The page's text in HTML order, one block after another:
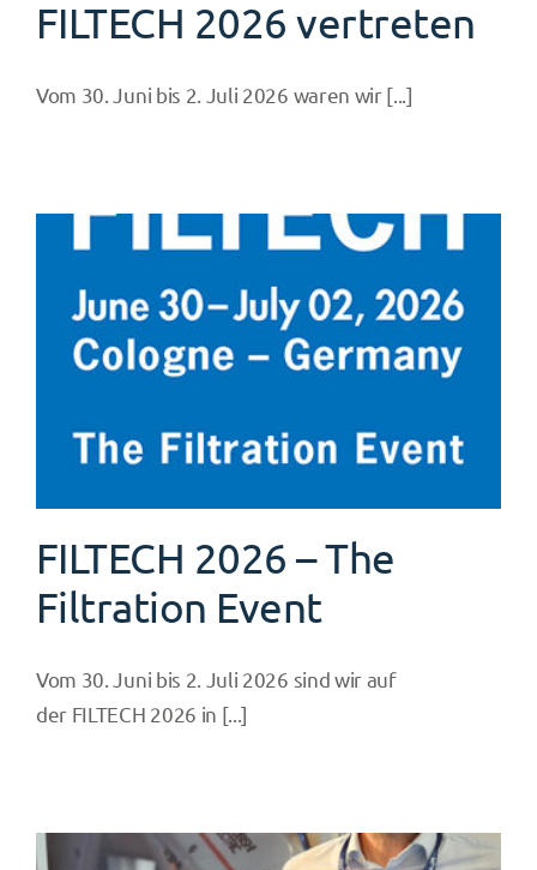
FILTECH 2026 vertreten
Vom 30. Juni bis 2. Juli 2026 waren wir [...]
FILTECH 2026 – The
Filtration Event
Vom 30. Juni bis 2. Juli 2026 sind wir auf
der FILTECH 2026 in [...]